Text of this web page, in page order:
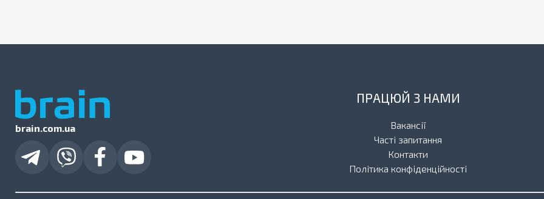
brain.com.ua
ПРАЦЮЙ З НАМИ
Вакансії
Часті запитання
Контакти
Політика конфіденційності